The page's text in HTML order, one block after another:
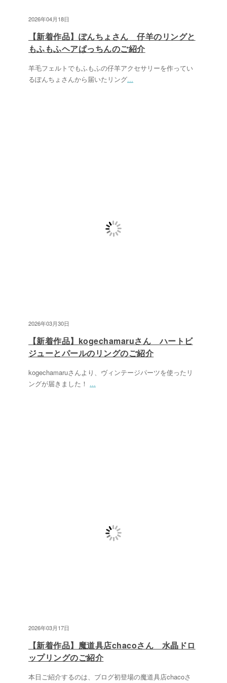
2026年04月18日
【新着作品】ぽんちょさん 仔羊のリングと
もふもふヘアぱっちんのご紹介
羊毛フェルトでもふもふの仔羊アクセサリーを作ってい
るぽんちょさんから届いたリング...
2026年03月30日
【新着作品】kogechamaruさん ハートビ
ジューとパールのリングのご紹介
kogechamaruさんより、ヴィンテージパーツを使ったリ
ングが届きました！ ...
2026年03月17日
【新着作品】魔道具店chacoさん 水晶ドロ
ップリングのご紹介
本日ご紹介するのは、ブログ初登場の魔道具店chacoさ